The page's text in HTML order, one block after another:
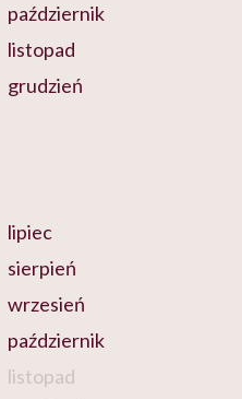
październik
listopad
grudzień
lipiec
sierpień
wrzesień
październik
listopad